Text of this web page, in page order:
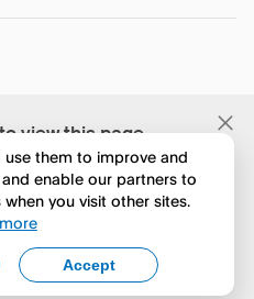
view this page
a esplorare
to English
use them to improve and
enable our partners to
you visit other sites.
Accept